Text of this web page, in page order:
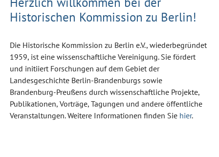
Historischen Kommission zu Berlin!
Die Historische Kommission zu Berlin e.V., wiederbegründet
1959, ist eine wissenschaftliche Vereinigung. Sie fördert
und initiiert Forschungen auf dem Gebiet der
Landesgeschichte Berlin-Brandenburgs sowie
Brandenburg-Preußens durch wissenschaftliche Projekte,
Publikationen, Vorträge, Tagungen und andere öffentliche
Veranstaltungen. Weitere Informationen finden Sie hier.